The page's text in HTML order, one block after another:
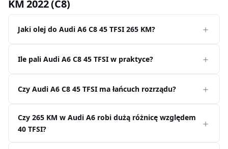
KM 2022 (C8)
Jaki olej do Audi A6 C8 45 TFSI 265 KM?
Ile pali Audi A6 C8 45 TFSI w praktyce?
Czy Audi A6 C8 45 TFSI ma łańcuch rozrządu?
Czy 265 KM w Audi A6 robi dużą różnicę względem
40 TFSI?